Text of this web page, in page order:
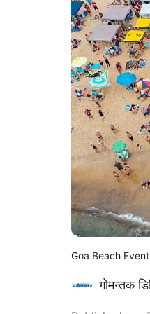
Goa Beach Event
गोमन्तक